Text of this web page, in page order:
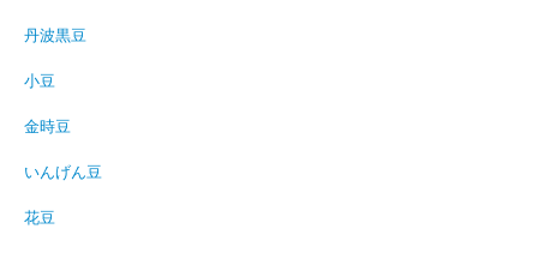
丹波黒豆
小豆
金時豆
いんげん豆
花豆